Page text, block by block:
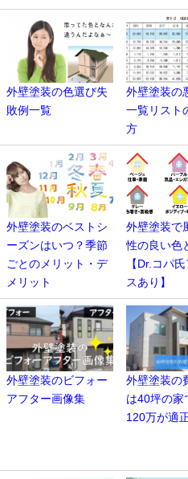
外壁塗装の色選び失
敗例一覧
外壁塗装の
一覧リスト
方
外壁塗装のベストシ
ーズンはいつ？季節
ごとのメリット・デ
メリット
外壁塗装で
性の良い色
【Dr.コパ
スあり】
外壁塗装のビフォー
アフター画像集
外壁塗装の
は40坪の家
120万が適